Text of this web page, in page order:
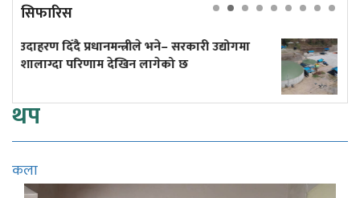
सिफारिस
उद्योगमा
एक सिलिन्डर लिन बजारमा लाइन, आफ्नै
उद्योग भने बन्द!
थप
कला